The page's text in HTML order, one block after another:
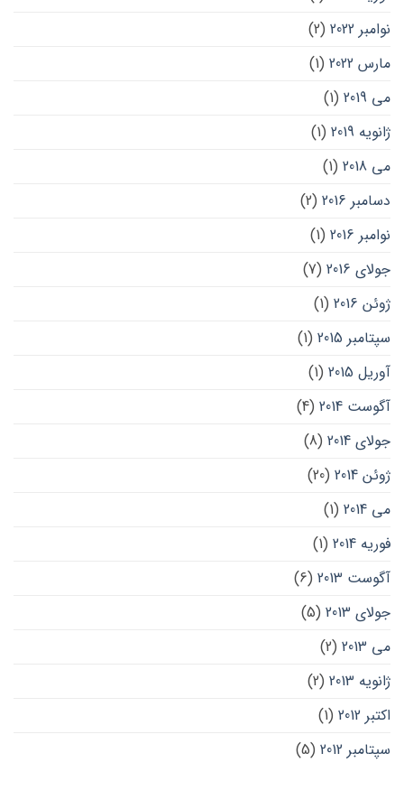
نوامبر 2022
(2)
مارس 2022
(1)
می 2019
(1)
ژانویه 2019
(1)
می 2018
(1)
دسامبر 2016
(2)
نوامبر 2016
(1)
جولای 2016
(7)
ژوئن 2016
(1)
سپتامبر 2015
(1)
آوریل 2015
(1)
آگوست 2014
(4)
جولای 2014
(8)
ژوئن 2014
(20)
می 2014
(1)
فوریه 2014
(1)
آگوست 2013
(6)
جولای 2013
(5)
می 2013
(2)
ژانویه 2013
(2)
اکتبر 2012
(1)
سپتامبر 2012
(5)